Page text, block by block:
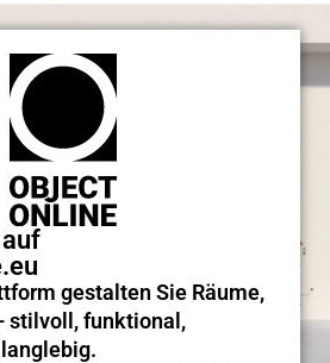
gestalten Sie Räume,
stilvoll, funktional,